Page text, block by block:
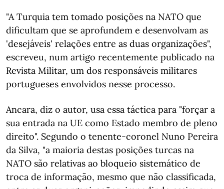
"A Turquia tem tomado posições na NATO que
dificultam que se aprofundem e desenvolvam as
'desejáveis' relações entre as duas organizações",
escreveu, num artigo recentemente publicado na
Revista Militar, um dos responsáveis militares
portugueses envolvidos nesse processo.
Ancara, diz o autor, usa essa táctica para "forçar a
sua entrada na UE como Estado membro de pleno
direito". Segundo o tenente-coronel Nuno Pereira
da Silva, "a maioria destas posições turcas na
NATO são relativas ao bloqueio sistemático de
troca de informação, mesmo que não classificada,